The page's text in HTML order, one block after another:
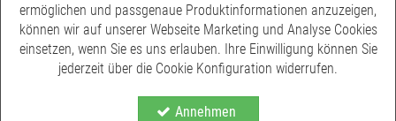
Diese Filzbäume sind nicht nur eine Dekoration, sondern
symbolisieren durch die Verwendung von natürlichen Materialien
auch eine nachhaltige Wahl.
ermöglichen und passgenaue Produktinformationen anzuzeigen,
können wir auf unserer Webseite Marketing und Analyse Cookies
einsetzen, wenn Sie es uns erlauben. Ihre Einwilligung können Sie
jederzeit über die Cookie Konfiguration widerrufen.
Annehmen